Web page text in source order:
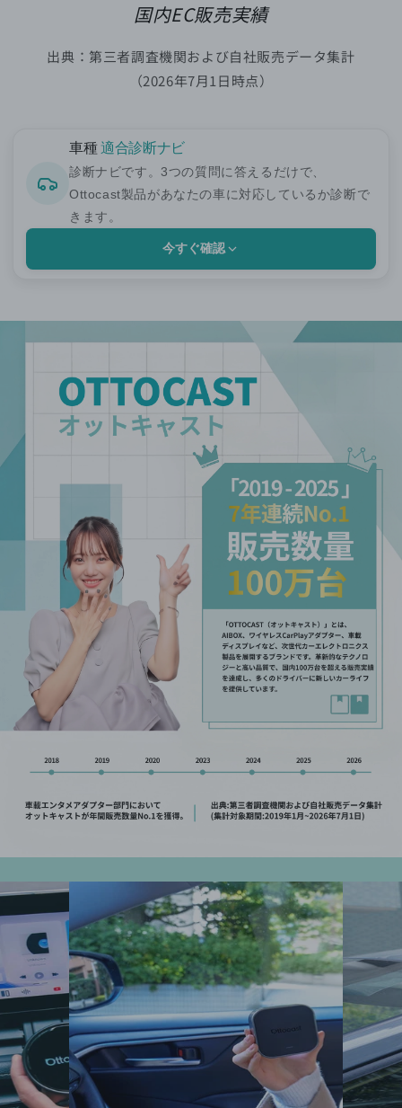
国内EC販売実績
出典：第三者調査機関および自社販売データ集計
（2026年7月1日時点）
車種適合診断ナビ
診断ナビです。3つの質問に答えるだけで、
Ottocast製品があなたの車に対応しているか診断で
きます。
今すぐ確認